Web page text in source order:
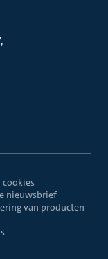
cookies
nieuwsbrief
van producten